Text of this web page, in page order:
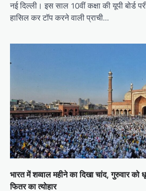
नई दिल्ली। इस साल 10वीं कक्षा की यूपी बोर्ड
हासिल कर टॉप करने वाली प्राची…
भारत में शव्वाल महीने का दिखा चांद, गुरुवार
फितर का त्योहार